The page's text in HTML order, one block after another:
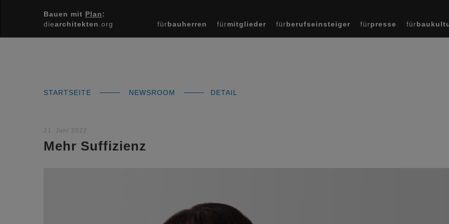
Bauen mit Plan:
diearchitekten .org fürbauherren fürmitglieder fürberufseinsteiger fürpresse für
STARTSEITE NEWSROOM DETAIL
21. Juni 2022
Mehr Suffizienz